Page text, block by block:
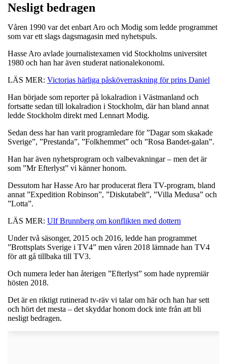
Nesligt bedragen
Våren 1990 var det enbart Aro och Modig som ledde programmet
som var ett slags dagsmagasin med nyhetspuls.
Hasse Aro avlade journalistexamen vid Stockholms universitet
1980 och han har även studerat nationalekonomi.
LÄS MER: Victorias härliga påsköverraskning för prins Daniel
Han började som reporter på lokalradion i Västmanland och
fortsatte sedan till lokalradion i Stockholm, där han bland annat
ledde Stockholm direkt med Lennart Modig.
Sedan dess har han varit programledare för ”Dagar som skakade
Sverige”, ”Prestanda”, ”Folkhemmet” och ”Rosa Bandet-galan”.
Han har även nyhetsprogram och valbevakningar – men det är
som ”Mr Efterlyst” vi känner honom.
Dessutom har Hasse Aro har producerat flera TV-program, bland
annat ”Expedition Robinson”, ”Diskutabelt”, ”Villa Medusa” och
”Lotta”.
LÄS MER: Ulf Brunnberg om konflikten med dottern
Under två säsonger, 2015 och 2016, ledde han programmet
”Brottsplats Sverige i TV4” men våren 2018 lämnade han TV4
för att gå tillbaka till TV3.
Och numera leder han återigen ”Efterlyst” som hade nypremiär
hösten 2018.
Det är en riktigt rutinerad tv-räv vi talar om här och han har sett
och hört det mesta – det skyddar honom dock inte från att bli
nesligt bedragen.